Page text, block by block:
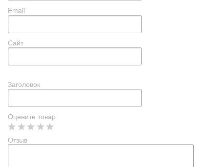
Email
Сайт
Заголовок
Оцените товар
Отзыв